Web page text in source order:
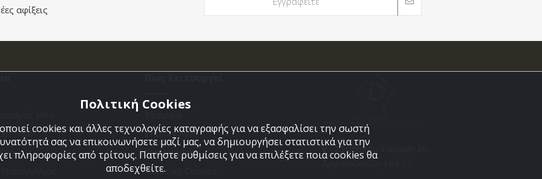
αφίξεις
Μου
Επικοινωνια
Όροι Χρήσης
Πολιτική Cookies
Στεφάνου Σαράφη 36,
Πολιτική Cookies
cookies και άλλες τεχνολογίες καταγραφής για να εξασφαλίσει την σωστή
σας να επικοινωνήσετε μαζί μας, να δημιουργήσει στατιστικά για την
πληροφορίες από τρίτους. Πατήστε ρυθμίσεις για να επιλέξετε ποια cookies θα
αποδεχθείτε.